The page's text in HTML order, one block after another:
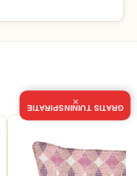
GRATIS TUININSPIRATIE
×